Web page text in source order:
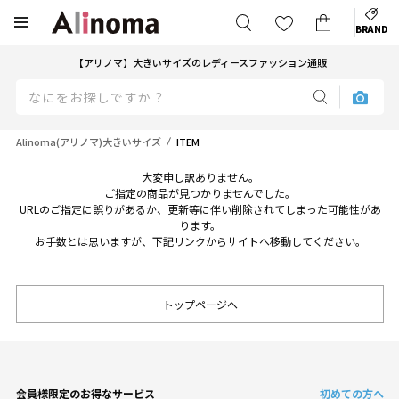
BRAND
【アリノマ】大きいサイズのレディースファッション通販
Alinoma(アリノマ)大きいサイズ ITEM
大変申し訳ありません。
ご指定の商品が見つかりませんでした。
URLのご指定に誤りがあるか、更新等に伴い削除されてしまった可能性があ
ります。
お手数とは思いますが、下記リンクからサイトへ移動してください。
トップページへ
会員様限定のお得なサービス 初めての方へ